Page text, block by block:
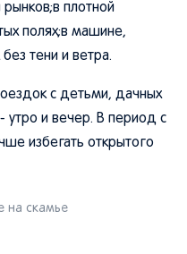
рынков;в плотной
полях;в машине,
тени и ветра.
с детьми, дачных
утро и вечер. В период с
избегать открытого
на скамье